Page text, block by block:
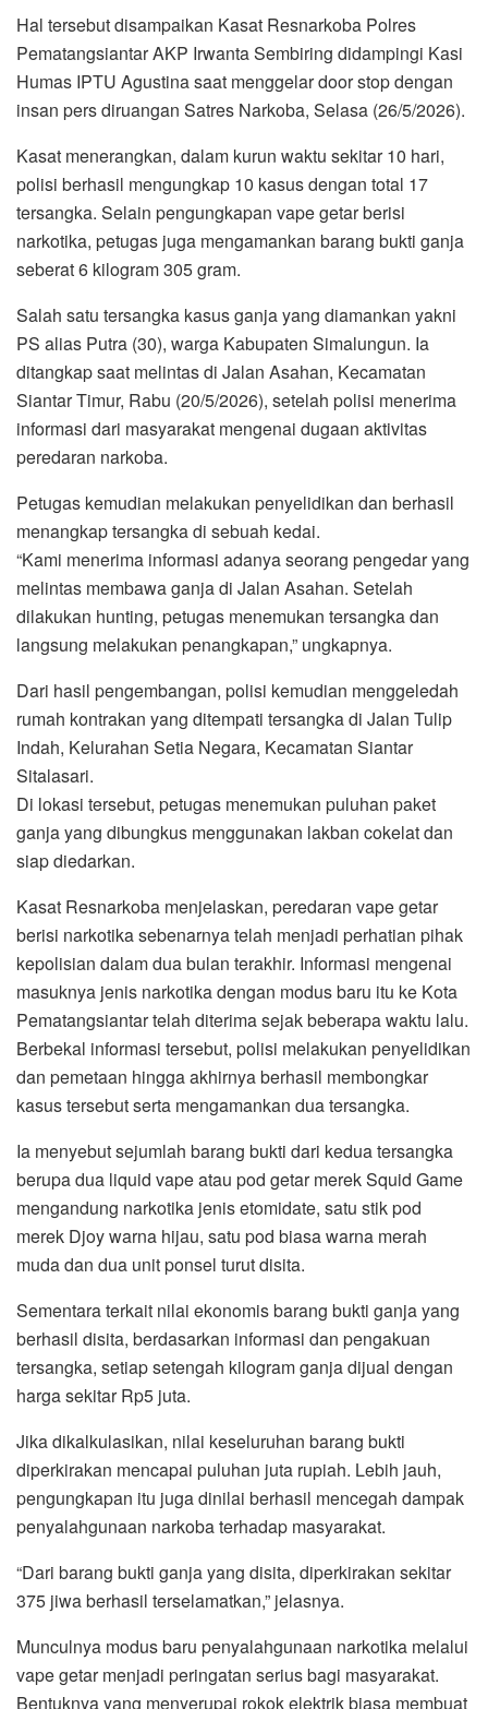
Hal tersebut disampaikan Kasat Resnarkoba Polres
Pematangsiantar AKP Irwanta Sembiring didampingi Kasi
Humas IPTU Agustina saat menggelar door stop dengan
insan pers diruangan Satres Narkoba, Selasa (26/5/2026).
Kasat menerangkan, dalam kurun waktu sekitar 10 hari,
polisi berhasil mengungkap 10 kasus dengan total 17
tersangka. Selain pengungkapan vape getar berisi
narkotika, petugas juga mengamankan barang bukti ganja
seberat 6 kilogram 305 gram.
Salah satu tersangka kasus ganja yang diamankan yakni
PS alias Putra (30), warga Kabupaten Simalungun. Ia
ditangkap saat melintas di Jalan Asahan, Kecamatan
Siantar Timur, Rabu (20/5/2026), setelah polisi menerima
informasi dari masyarakat mengenai dugaan aktivitas
peredaran narkoba.
Petugas kemudian melakukan penyelidikan dan berhasil
menangkap tersangka di sebuah kedai.
“Kami menerima informasi adanya seorang pengedar yang
melintas membawa ganja di Jalan Asahan. Setelah
dilakukan hunting, petugas menemukan tersangka dan
langsung melakukan penangkapan,” ungkapnya.
Dari hasil pengembangan, polisi kemudian menggeledah
rumah kontrakan yang ditempati tersangka di Jalan Tulip
Indah, Kelurahan Setia Negara, Kecamatan Siantar
Sitalasari.
Di lokasi tersebut, petugas menemukan puluhan paket
ganja yang dibungkus menggunakan lakban cokelat dan
siap diedarkan.
Kasat Resnarkoba menjelaskan, peredaran vape getar
berisi narkotika sebenarnya telah menjadi perhatian pihak
kepolisian dalam dua bulan terakhir. Informasi mengenai
masuknya jenis narkotika dengan modus baru itu ke Kota
Pematangsiantar telah diterima sejak beberapa waktu lalu.
Berbekal informasi tersebut, polisi melakukan penyelidikan
dan pemetaan hingga akhirnya berhasil membongkar
kasus tersebut serta mengamankan dua tersangka.
Ia menyebut sejumlah barang bukti dari kedua tersangka
berupa dua liquid vape atau pod getar merek Squid Game
mengandung narkotika jenis etomidate, satu stik pod
merek Djoy warna hijau, satu pod biasa warna merah
muda dan dua unit ponsel turut disita.
Sementara terkait nilai ekonomis barang bukti ganja yang
berhasil disita, berdasarkan informasi dan pengakuan
tersangka, setiap setengah kilogram ganja dijual dengan
harga sekitar Rp5 juta.
Jika dikalkulasikan, nilai keseluruhan barang bukti
diperkirakan mencapai puluhan juta rupiah. Lebih jauh,
pengungkapan itu juga dinilai berhasil mencegah dampak
penyalahgunaan narkoba terhadap masyarakat.
“Dari barang bukti ganja yang disita, diperkirakan sekitar
375 jiwa berhasil terselamatkan,” jelasnya.
Munculnya modus baru penyalahgunaan narkotika melalui
vape getar menjadi peringatan serius bagi masyarakat.
Bentuknya yang menyerupai rokok elektrik biasa membuat